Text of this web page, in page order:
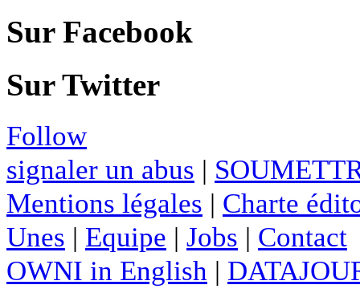
Sur Facebook
Sur Twitter
Follow
signaler un abus |
Mentions légales | Charte
Unes | Equipe | Jobs | Contact
OWNI in English |